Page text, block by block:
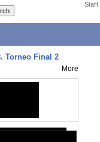
Start
Torneo Final 2
More